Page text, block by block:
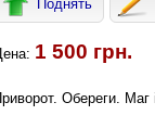
Поднять
1 500 грн.
Обереги. Маг